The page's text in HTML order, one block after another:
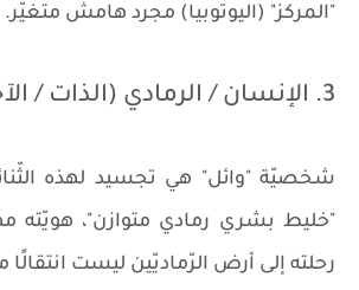
"المركز" (اليوتوبيا) مجرد هامش متغيّر.
3. الإنسان / الرمادي (الذات / الآخر):
شخصيّة "وائل" هي تجسيد لهذه
"خليط بشري رمادي متوازن"، هويّته
رحلته إلى أرض الرّماديّين ليست انتقالًا